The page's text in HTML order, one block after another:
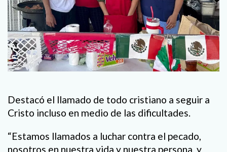
Destacó el llamado de todo cristiano a seguir a
Cristo incluso en medio de las dificultades.
“Estamos llamados a luchar contra el pecado,
nosotros en nuestra vida y nuestra persona, y